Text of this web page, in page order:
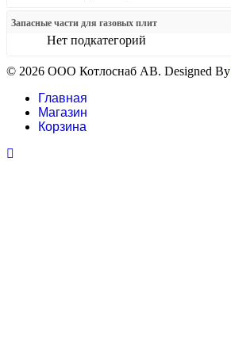
Запасные части для газовых плит
Нет подкатегорий
© 2026 ООО Котлоснаб АВ. Designed By
Главная
Магазин
Корзина